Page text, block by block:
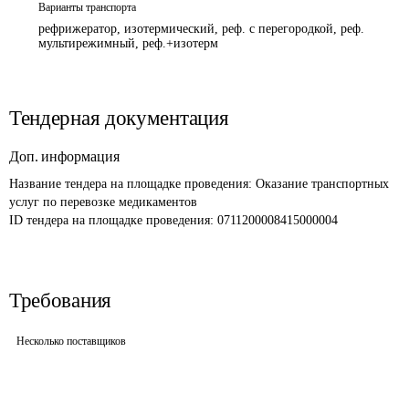
Варианты транспорта
рефрижератор, изотермический, реф. с перегородкой, реф.
мультирежимный, реф.+изотерм
Тендерная документация
Доп. информация
Название тендера на площадке проведения: Оказание транспортных
услуг по перевозке медикаментов
ID тендера на площадке проведения: 0711200008415000004
Требования
Несколько поставщиков